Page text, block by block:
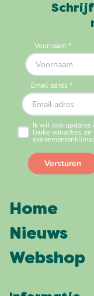
Home
Nieuws
Webshop